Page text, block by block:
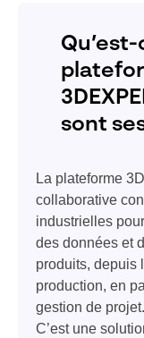
sont
La plateforme
collaborative
industrielles
des données et
produits, depuis
production, en
gestion de projet.
C’est une